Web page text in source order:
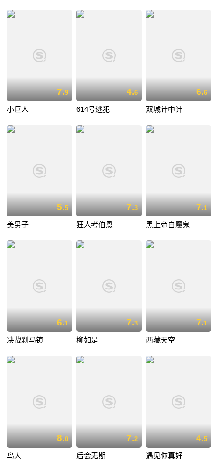
7.9
小巨人
4.6
614号逃犯
6.6
双城计中计
5.5
美男子
7.3
狂人考伯恩
7.1
黑上帝白魔鬼
6.1
决战刹马镇
7.3
柳如是
7.1
西藏天空
8.0
鸟人
7.2
后会无期
4.5
遇见你真好